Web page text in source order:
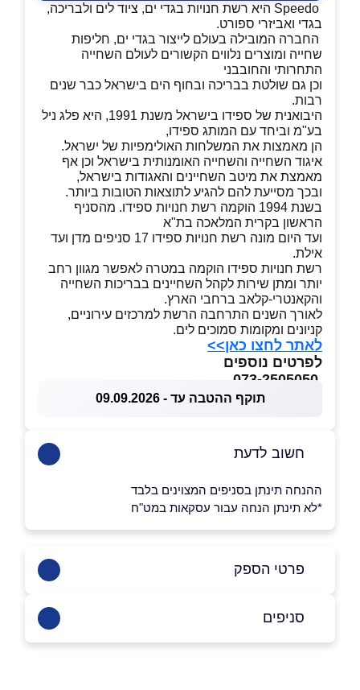
Speedo היא רשת חנויות בגדי ים, ציוד לים ולבריכה,
בגדי ואביזרי ספורט.
החברה המובילה בעולם לייצור בגדי ים, חליפות
שחייה ומוצרים נלווים הקשורים לעולם השחייה
התחרותי והחובבני
וכן גם שולטת בבריכה ובחוף הים בישראל כבר שנים
רבות.
היבואנית של ספידו בישראל משנת 1991, היא פלג ניל
בע"מ וביחד עם המותג ספידו,
הן מאמצות את המשלחות האולימפיות של ישראל.
איגוד השחייה והשחייה האומנותית בישראל וכן אף
מאמצת את מיטב השחיינים והאגודות בישראל,
ובכך מסייעת להם להגיע לתוצאות הטובות ביותר.
בשנת 1994 הוקמה רשת חנויות ספידו. מהסניף
הראשון בקרית המלאכה בת"א
ועד היום מונה רשת חנויות ספידו 17 סניפים מדן ועד
אילת.
רשת חנויות ספידו הוקמה במטרה לאפשר מגוון רחב
יותר ומתן שירות לקהל השחיינים בבריכות השחייה
והקאנטרי-קלאב ברחבי הארץ.
לאורך השנים התרחבה הרשת למרכזים עירוניים,
קניונים ומקומות סמוכים לים.
לאתר לחצו כאן>>
לפרטים נוספים
תוקף ההטבה עד - 09.09.2026
חשוב לדעת
ההנחה תינתן בסניפים המצוינים בלבד
*לא תינתן הנחה עבור עסקאות במט"ח
פרטי הספק
סניפים